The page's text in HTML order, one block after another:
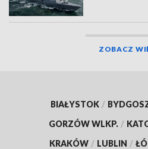
ZOBACZ
BIAŁYSTOK /
GORZÓW WLKP. /
KRAKÓW / LUBLIN /